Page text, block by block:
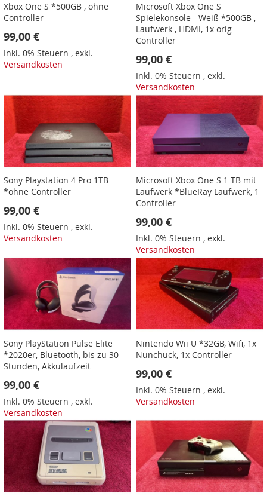
Xbox One S *500GB , ohne
Controller
99,00 €
Inkl. 0% Steuern , exkl.
Versandkosten
Microsoft Xbox One S
Spielekonsole - Weiß *500GB ,
Laufwerk , HDMI, 1x orig
Controller
99,00 €
Inkl. 0% Steuern ,exkl.
Versandkosten
Sony Playstation 4 Pro 1TB
*ohne Controller
99,00 €
Inkl. 0% Steuern , exkl.
Versandkosten
Microsoft Xbox One S 1 TB mit
Laufwerk *BlueRay Laufwerk, 1
Controller
99,00 €
Inkl. 0% Steuern ,exkl.
Versandkosten
Sony PlayStation Pulse Elite
*2020er, Bluetooth, bis zu 30
Stunden, Akkulaufzeit
99,00 €
Inkl. 0% Steuern , exkl.
Versandkosten
Nintendo Wii U *32GB, Wifi, 1x
Nunchuck, 1x Controller
99,00 €
Inkl. 0% Steuern ,exkl.
Versandkosten